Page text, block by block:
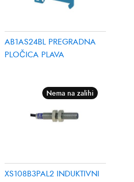
AB1AS24BL PREGRADNA
PLOČICA PLAVA
Nema na zalihi
XS108B3PAL2 INDUKTIVNI